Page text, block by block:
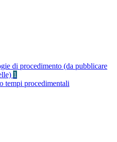
di procedimento (da pubblicare
1
tempi procedimentali